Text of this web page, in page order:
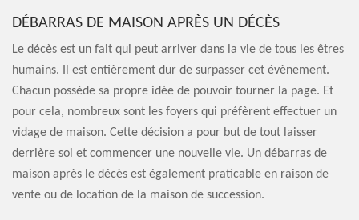
DÉBARRAS DE MAISON APRÈS UN DÉCÈS
Le décès est un fait qui peut arriver dans la vie de tous les êtres
humains. Il est entièrement dur de surpasser cet évènement.
Chacun possède sa propre idée de pouvoir tourner la page. Et
pour cela, nombreux sont les foyers qui préfèrent effectuer un
vidage de maison. Cette décision a pour but de tout laisser
derrière soi et commencer une nouvelle vie. Un débarras de
maison après le décès est également praticable en raison de
vente ou de location de la maison de succession.